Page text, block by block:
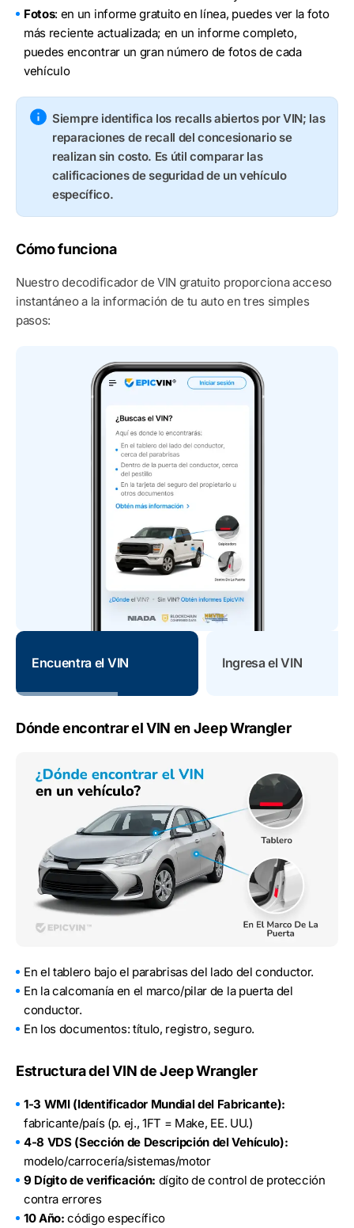
Fotos: en un informe gratuito en línea, puedes ver la foto
más reciente actualizada; en un informe completo,
puedes encontrar un gran número de fotos de cada
vehículo
Siempre identifica los recalls abiertos por VIN; las
reparaciones de recall del concesionario se
realizan sin costo. Es útil comparar las
calificaciones de seguridad de un vehículo
específico.
Cómo funciona
Nuestro decodificador de VIN gratuito proporciona acceso
instantáneo a la información de tu auto en tres simples
pasos:
Encuentra el VIN Ingresa el VIN
Dónde encontrar el VIN en Jeep Wrangler
En el tablero bajo el parabrisas del lado del conductor.
En la calcomanía en el marco/pilar de la puerta del
conductor.
En los documentos: título, registro, seguro.
Estructura del VIN de Jeep Wrangler
1-3 WMI (Identificador Mundial del Fabricante):
fabricante/país (p. ej., 1FT = Make, EE. UU.)
4-8 VDS (Sección de Descripción del Vehículo):
modelo/carrocería/sistemas/motor
9 Dígito de verificación: dígito de control de protección
contra errores
10 Año: código específico